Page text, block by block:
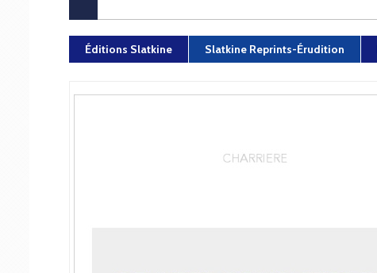
Éditions Slatkine Slatkine Reprints-Érudition